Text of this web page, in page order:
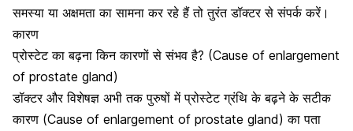
समस्या या अक्षमता का सामना कर रहे हैं तो तुरंत डॉक्टर से संपर्क करें।
कारण
प्रोस्टेट का बढ़ना किन कारणों से संभव है? (Cause of enlargement
of prostate gland)
डॉक्टर और विशेषज्ञ अभी तक पुरुषों में प्रोस्टेट ग्रंथि के बढ़ने के सटीक
कारण (Cause of enlargement of prostate gland) का पता